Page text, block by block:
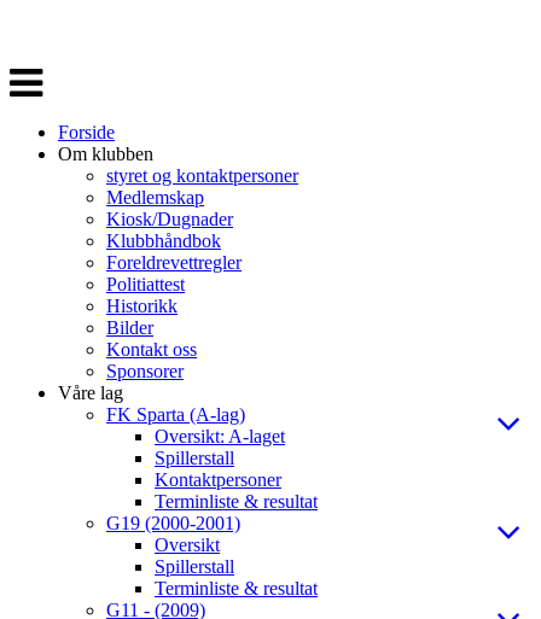
Veksle
navigasjon
Forside
Om klubben
styret og kontaktpersoner
Medlemskap
Kiosk/Dugnader
Klubbhåndbok
Foreldrevettregler
Politiattest
Historikk
Bilder
Kontakt oss
Sponsorer
Våre lag
FK Sparta (A-lag)
Oversikt: A-laget
Spillerstall
Kontaktpersoner
Terminliste & resultat
G19 (2000-2001)
Oversikt
Spillerstall
Terminliste & resultat
G11 - (2009)